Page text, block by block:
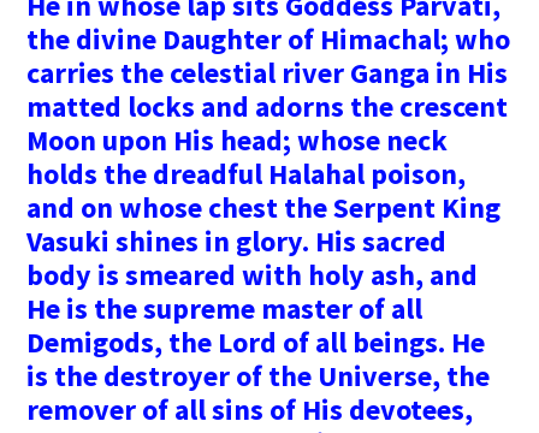
the divine Daughter of Himachal; who
carries the celestial river Ganga in His
matted locks and adorns the crescent
Moon upon His head; whose neck
holds the dreadful Halahal poison,
and on whose chest the Serpent King
Vasuki shines in glory. His sacred
body is smeared with holy ash, and
He is the supreme master of all
Demigods, the Lord of all beings. He
is the destroyer of the Universe, the
remover of all sins of His devotees,